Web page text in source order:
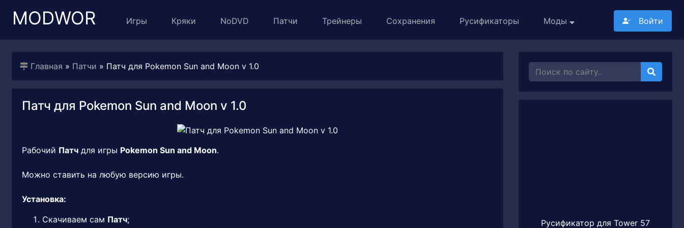
MODWOR Игры Кряки NoDVD Патчи Трейнеры Сохранения Русификаторы Моды Войти
Главная » Патчи » Патч для Pokemon Sun and Moon v 1.0
Патч для Pokemon Sun and Moon v 1.0
Рабочий Патч для игры Pokemon Sun and Moon.
Можно ставить на любую версию игры.
Установка:
Скачиваем сам Патч;
Русификатор для Tower 57